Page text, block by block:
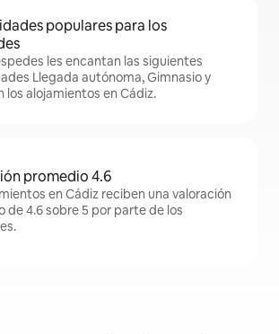
populares para los
les encantan las siguientes
Llegada autónoma, Gimnasio y
los alojamientos en Cádiz.
promedio 4.6
en Cádiz reciben una valoración
de 4.6 sobre 5 por parte de los